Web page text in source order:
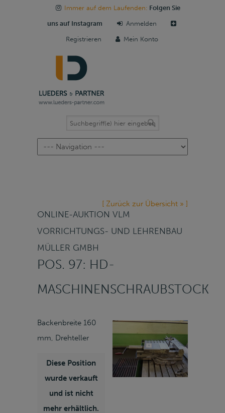
Immer auf dem Laufenden: Folgen Sie
uns auf Instagram Anmelden
Registrieren Mein Konto
Navigation
[ Zurück zur Übersicht » ]
ONLINE-AUKTION VLM
VORRICHTUNGS- UND LEHRENBAU
MÜLLER GMBH
POS. 97: HD-
MASCHINENSCHRAUBSTOCK
Backenbreite 160
mm, Drehteller
Diese Position
wurde verkauft
und ist nicht
mehr erhältlich.